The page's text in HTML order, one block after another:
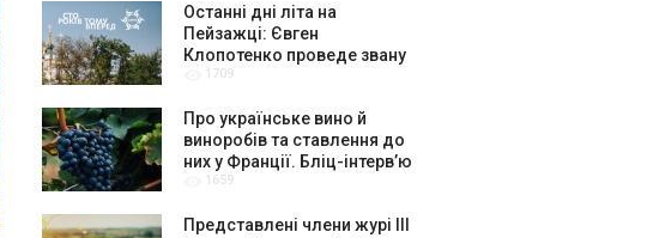
Останні дні літа на
Пейзажці: Євген
Клопотенко проведе звану
вечерю присвячену Києву
1709
Про українське вино й
виноробів та ставлення до
них у Франції. Бліц-інтерв’ю
з керівниками музею вина
1659
Представлені члени журі ІІІ